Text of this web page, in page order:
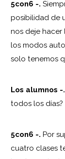
5con6 -.
posibilidad de
nos deje hacer
los modos
solo tenemos
Los alumnos -.
todos los días?
5con6 -. Por
cuatro clases